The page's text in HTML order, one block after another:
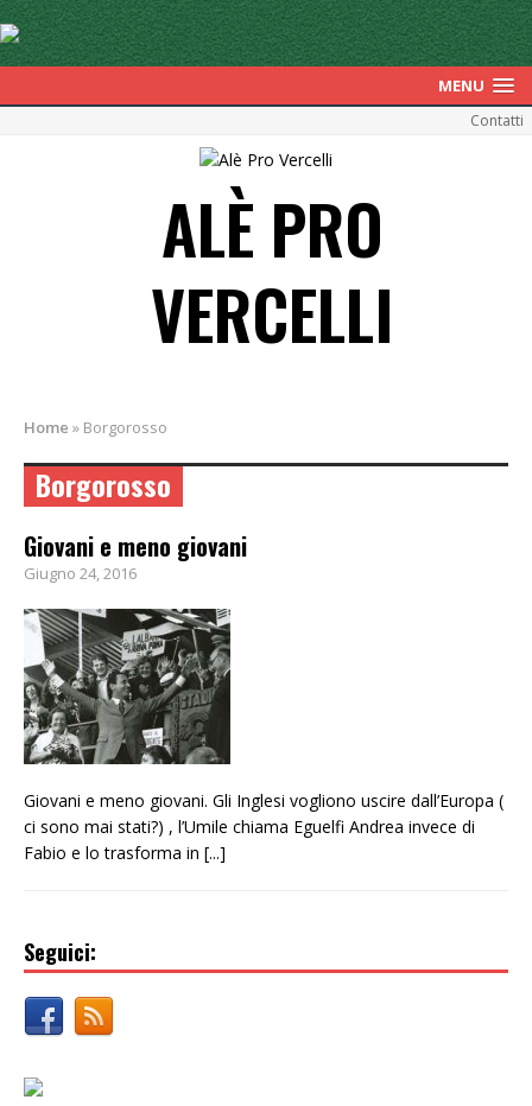
MENU
Contatti
ALÈ PRO
VERCELLI
Home » Borgorosso
Borgorosso
Giovani e meno giovani
Giugno 24, 2016
Giovani e meno giovani. Gli Inglesi vogliono uscire dall’Europa (
ci sono mai stati?) , l’Umile chiama Eguelfi Andrea invece di
Fabio e lo trasforma in [...]
Seguici: